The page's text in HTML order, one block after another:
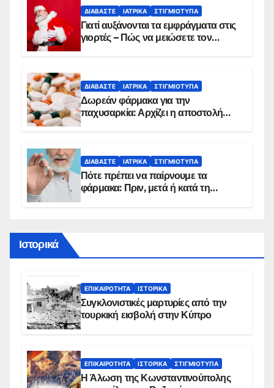
ΔΙΑΒΆΣΤΕ ΙΑΤΡΙΚΆ ΣΤΙΓΜΙΌΤΥΠΑ
Γιατί αυξάνονται τα εμφράγματα στις
γιορτές – Πώς να μειώσετε τον
ΔΙΑΒΆΣΤΕ ΙΑΤΡΙΚΆ ΣΤΙΓΜΙΌΤΥΠΑ
Δωρεάν φάρμακα για την
παχυσαρκία: Αρχίζει η αποστολή
ΔΙΑΒΆΣΤΕ ΙΑΤΡΙΚΆ ΣΤΙΓΜΙΌΤΥΠΑ
Πότε πρέπει να παίρνουμε τα
φάρμακα: Πριν, μετά ή κατά τη
Ιστορικά
ΕΠΙΚΑΙΡΌΤΗΤΑ ΙΣΤΟΡΙΚΆ
Συγκλονιστικές μαρτυρίες από την
τουρκική εισβολή στην Κύπρο
ΕΠΙΚΑΙΡΌΤΗΤΑ ΙΣΤΟΡΙΚΆ ΣΤΙΓΜΙΌΤΥΠΑ
Η Άλωση της Κωνσταντινούπολης